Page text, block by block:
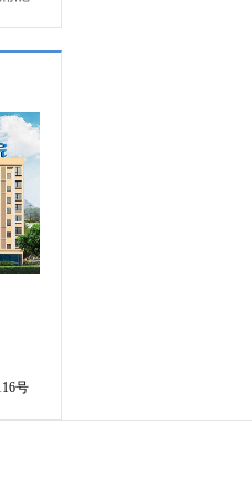
号